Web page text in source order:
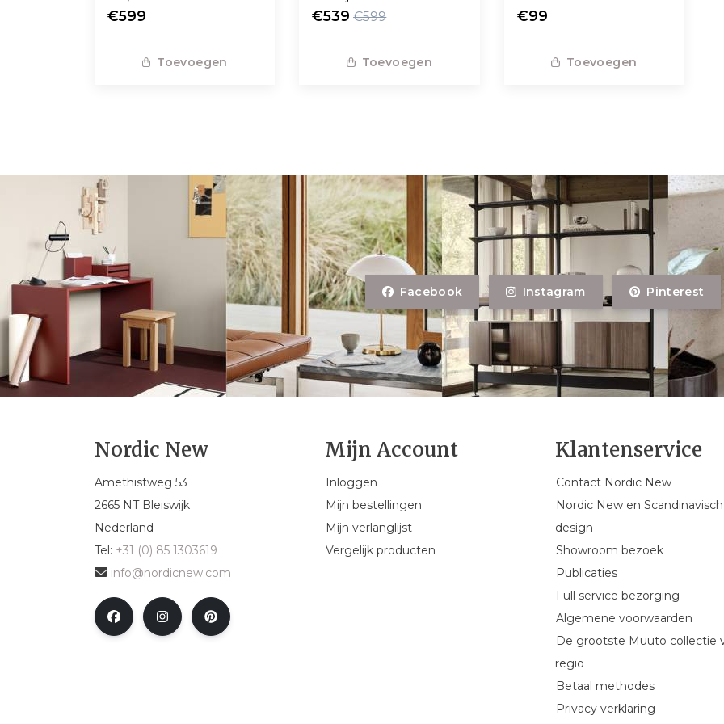
€599
Toevoegen
€539 €599
Toevoegen
€99
Toevoegen
Facebook Instagram Pinterest
Nordic New
Amethistweg 53
2665 NT Bleiswijk
Nederland
Tel: +31 (0) 85 1303619
info@nordicnew.com
Mijn Account
Inloggen
Mijn bestellingen
Mijn verlanglijst
Vergelijk producten
Klantenservice
Contact Nordic New
Nordic New en Scandinavisch
design
Showroom bezoek
Publicaties
Full service bezorging
Algemene voorwaarden
De grootste Muuto collectie
regio
Betaal methodes
Privacy verklaring